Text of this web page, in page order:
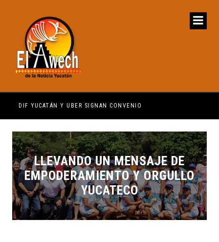
DIF YUCATÁN Y UBER SIGNAN CONVENIO
LLEVANDO UN MENSAJE DE
EMPODERAMIENTO Y ORGULLO
YUCATECO